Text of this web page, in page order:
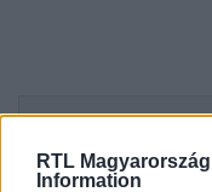
RTL
Information
legyen a